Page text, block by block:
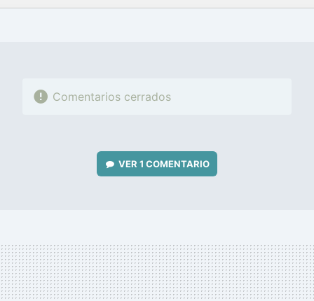
FACEBOOK
TWITTERFLIPBOARD
E-
WHATSAPP
Comentarios cerrados
VER 1 COMENTARIO